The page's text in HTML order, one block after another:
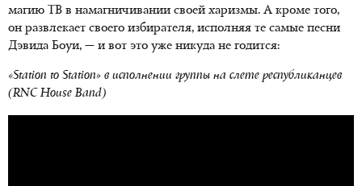
магию ТВ в намагничивании своей харизмы. А кроме того,
он развлекает своего избирателя, исполняя те самые песни
Дэвида Боуи, — и вот это уже никуда не годится:
«Station to Station» в исполнении группы на слете республиканцев
(RNC House Band)